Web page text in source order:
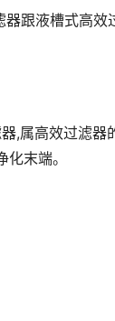
跟液槽式高效
,属高效过滤器
末端。